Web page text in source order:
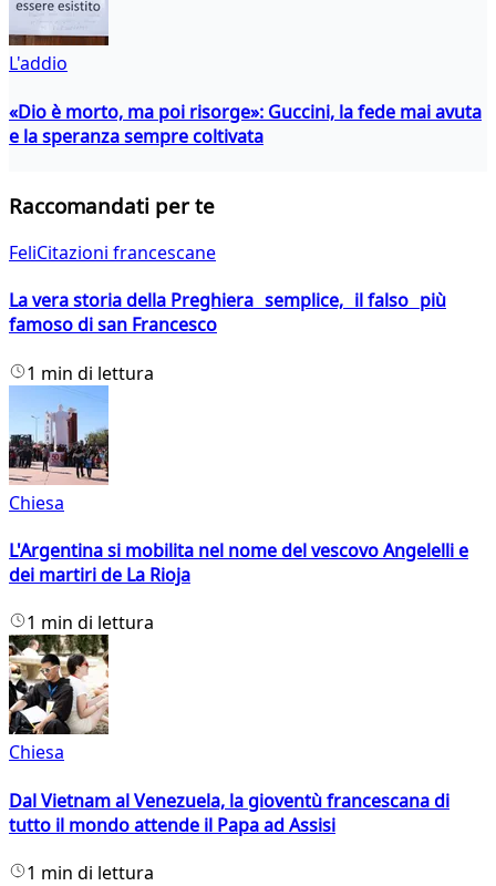
L'addio
«Dio è morto, ma poi risorge»: Guccini, la fede mai avuta
e la speranza sempre coltivata
Raccomandati per te
FeliCitazioni francescane
La vera storia della Preghiera semplice, il falso più
famoso di san Francesco
1 min di lettura
Chiesa
L'Argentina si mobilita nel nome del vescovo Angelelli e
dei martiri de La Rioja
1 min di lettura
Chiesa
Dal Vietnam al Venezuela, la gioventù francescana di
tutto il mondo attende il Papa ad Assisi
1 min di lettura